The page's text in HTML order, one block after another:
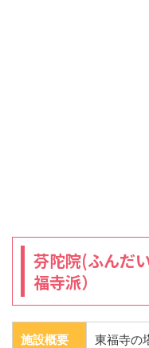
芬陀院(ふんだ
福寺派）
施設概要
東福寺の